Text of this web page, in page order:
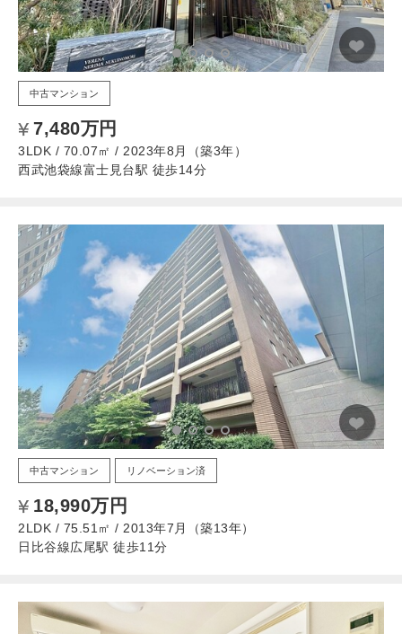
中古マンション
7,480万円
3LDK / 70.07㎡ / 2023年8月（築3年）
西武池袋線富士見台駅 徒歩14分
中古マンション リノベーション済
18,990万円
2LDK / 75.51㎡ / 2013年7月（築13年）
日比谷線広尾駅 徒歩11分